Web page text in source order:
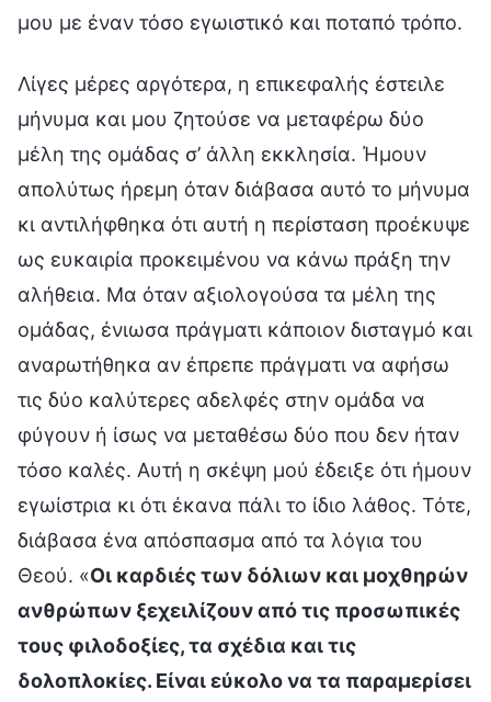
μου με έναν τόσο εγωιστικό και ποταπό τρόπο.
Λίγες μέρες αργότερα, η επικεφαλής έστειλε
μήνυμα και μου ζητούσε να μεταφέρω δύο
μέλη της ομάδας σ’ άλλη εκκλησία. Ήμουν
απολύτως ήρεμη όταν διάβασα αυτό το μήνυμα
κι αντιλήφθηκα ότι αυτή η περίσταση προέκυψε
ως ευκαιρία προκειμένου να κάνω πράξη την
αλήθεια. Μα όταν αξιολογούσα τα μέλη της
ομάδας, ένιωσα πράγματι κάποιον δισταγμό και
αναρωτήθηκα αν έπρεπε πράγματι να αφήσω
τις δύο καλύτερες αδελφές στην ομάδα να
φύγουν ή ίσως να μεταθέσω δύο που δεν ήταν
τόσο καλές. Αυτή η σκέψη μού έδειξε ότι ήμουν
εγωίστρια κι ότι έκανα πάλι το ίδιο λάθος. Τότε,
διάβασα ένα απόσπασμα από τα λόγια του
Θεού. «Οι καρδιές των δόλιων και μοχθηρών
ανθρώπων ξεχειλίζουν από τις προσωπικές
τους φιλοδοξίες, τα σχέδια και τις
δολοπλοκίες. Είναι εύκολο να τα παραμερίσει